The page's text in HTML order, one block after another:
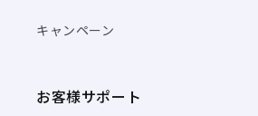
キャンペーン
お客様サポート